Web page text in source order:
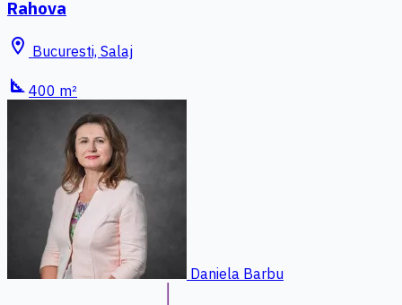
Rahova
location_on Bucuresti, Salaj
square_foot 400 m²
Daniela Barbu